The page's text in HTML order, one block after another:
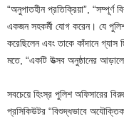
“অনুপাতহীন প্রতিক্রিয়া”,
একজন সহকর্মী যোগ করেন। যে
করেছিলেন এবং তাকে কাঁদানে গ্যাস
মতে, “একটি উত্সব অনুষ্ঠানের
সবচেয়ে হিংস্র পুলিশ অফিসারের
প্রসিকিউটর “বিশুদ্ধভাবে অযৌক্তিক